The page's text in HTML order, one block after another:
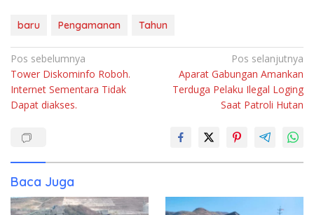
baru Pengamanan Tahun
Navigasi
pos
Pos sebelumnya
Tower Diskominfo Roboh.
Internet Sementara Tidak
Dapat diakses.
Pos selanjutnya
Aparat Gabungan Amankan
Terduga Pelaku Ilegal Loging
Saat Patroli Hutan
Baca Juga